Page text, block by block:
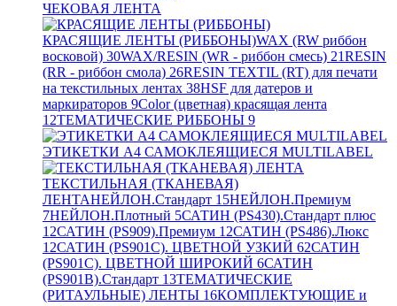
ЧЕКОВАЯ ЛЕНТА
КРАСЯЩИЕ ЛЕНТЫ (РИББОНЫ)WAX (RW риббон
восковой) 30WAX/RESIN (WR - риббон смесь) 21RESIN
(RR - риббон смола) 26RESIN TEXTIL (RT) для печати
на текстильных лентах 38HSF для датеров и
маркираторов 9Color (цветная) красящая лента
12ТЕМАТИЧЕСКИЕ РИББОНЫ 9
ЭТИКЕТКИ А4 САМОКЛЕЯЩИЕСЯ MULTILABEL
ТЕКСТИЛЬНАЯ (ТКАНЕВАЯ)
ЛЕНТАНЕЙЛОН.Стандарт 15НЕЙЛОН.Премиум
7НЕЙЛОН.Плотный 5САТИН (PS430).Стандарт плюс
12САТИН (PS909).Премиум 12САТИН (PS486).Люкс
12САТИН (PS901C). ЦВЕТНОЙ УЗКИЙ 62САТИН
(PS901C). ЦВЕТНОЙ ШИРОКИЙ 6САТИН
(PS901B).Стандарт 13ТЕМАТИЧЕСКИЕ
(РИТАУЛЬНЫЕ) ЛЕНТЫ 16КОМПЛЕКТУЮЩИЕ и